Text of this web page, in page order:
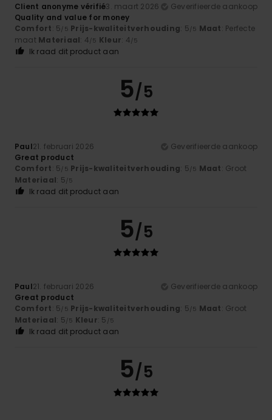
Client anonyme vérifié3. maart 2026
Geverifieerde aankoop
Quality and value for money
Comfort: 5 /5 Prijs-kwaliteitverhouding: 5 /5 Maat: Perfecte
maat Materiaal: 4 /5 Kleur: 4 /5
Ik raad dit product aan
5/5
Paul21. februari 2026
Geverifieerde aankoop
Great product
Comfort: 5 /5 Prijs-kwaliteitverhouding: 5 /5 Maat: Groot
Materiaal: 5 /5
Ik raad dit product aan
5/5
Paul21. februari 2026
Geverifieerde aankoop
Great product
Comfort: 5 /5 Prijs-kwaliteitverhouding: 5 /5 Maat: Groot
Materiaal: 5 /5 Kleur: 5 /5
Ik raad dit product aan
5/5